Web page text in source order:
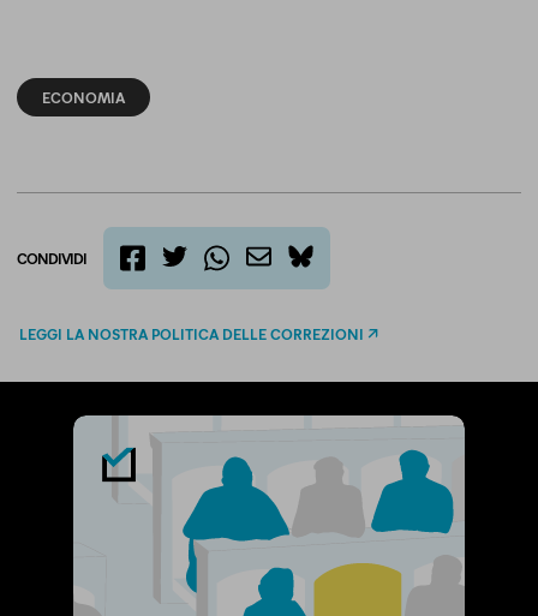
ECONOMIA
CONDIVIDI
bluesky
LEGGI LA NOSTRA POLITICA DELLE CORREZIONI